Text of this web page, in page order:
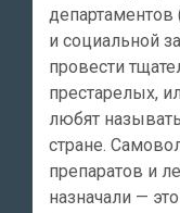
департаментов
и социальной
провести
престарелых,
любят
стране.
препаратов и
назначали —